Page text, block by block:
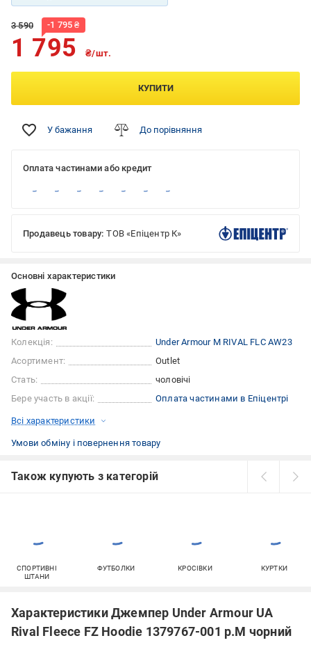
3 590 -1 795 ₴
1 795 ₴/шт.
КУПИТИ
У бажання До порівняння
Оплата частинами або кредит
Продавець товару: ТОВ «Епіцентр К»
Основні характеристики
Колекція:
Under Armour M RIVAL FLC AW23
Асортимент:
Outlet
Стать:
чоловічі
Бере участь в акції:
Оплата частинами в Епіцентрі
Всі характеристики
Умови обміну і повернення товару
Також купують з категорій
СПОРТИВНІ
ШТАНИ
ФУТБОЛКИ КРОСІВКИ КУРТКИ
Характеристики Джемпер Under Armour UA
Rival Fleece FZ Hoodie 1379767-001 р.M чорний